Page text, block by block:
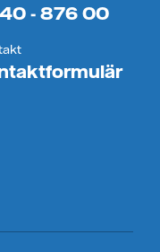
- 876 00